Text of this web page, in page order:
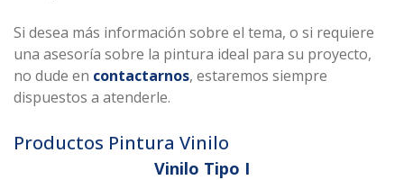
Si desea más información sobre el tema, o si requiere
una asesoría sobre la pintura ideal para su proyecto,
no dude en contactarnos, estaremos siempre
dispuestos a atenderle.
Productos Pintura Vinilo
Vinilo Tipo I